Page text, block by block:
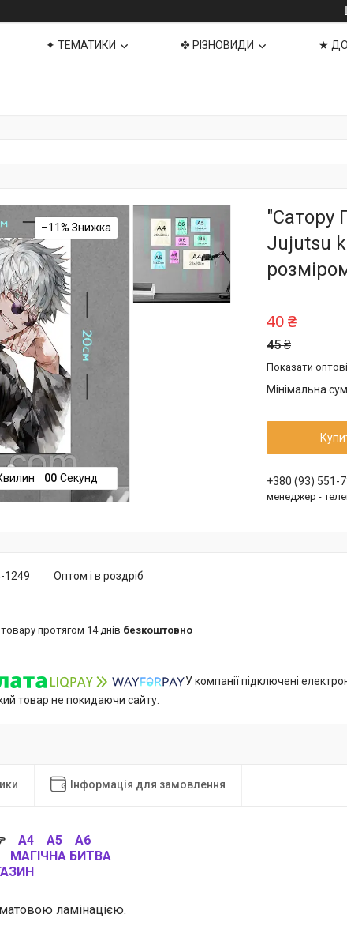
✦ ТЕМАТИКИ ✤ РІЗНОВИДИ ★
–11%
00 Секунд
"Сатору
Jujutsu
45 ₴
40 ₴
Показати оптові
Мінімальна
+380 (93) 551-
менеджер -
Оптом і в роздріб
1249
товару протягом 14 днів безкоштовно
У компанії підключені
товар не покидаючи сайту.
Інформація для замовлення
А4 А5
А6
МАГІЧНА БИТВА
ламінацією.